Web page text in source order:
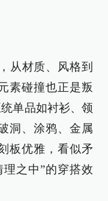
从材质、风格到
素碰撞也正是叛
单品如衬衫、领
洞、涂鸦、金属
板优雅，看似矛
之中”的穿搭效